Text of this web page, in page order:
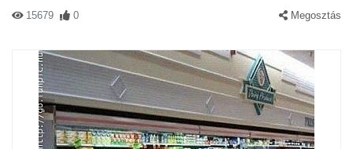
15679 0 Megosztás